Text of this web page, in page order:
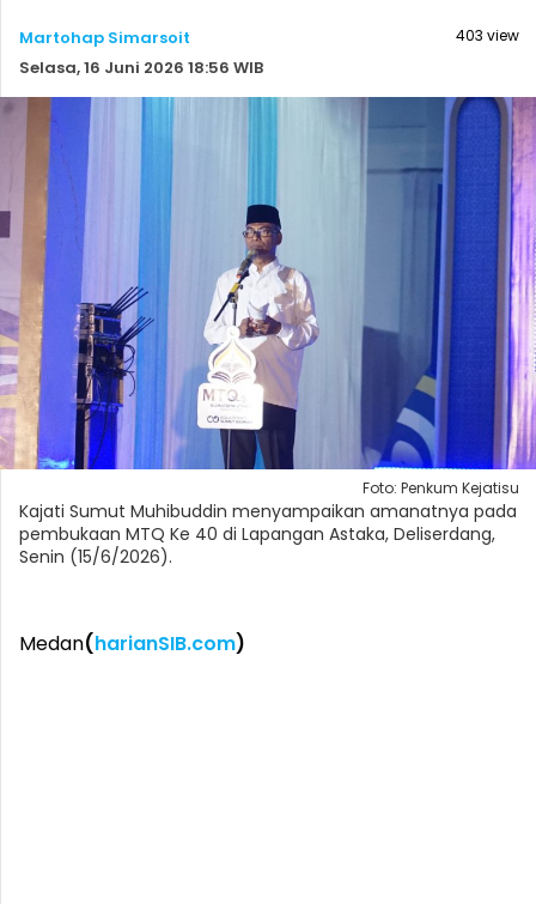
Martohap Simarsoit
Selasa, 16 Juni 2026 18:56 WIB
403 view
Foto: Penkum Kejatisu
Kajati Sumut Muhibuddin menyampaikan amanatnya pada
pembukaan MTQ Ke 40 di Lapangan Astaka, Deliserdang,
Senin (15/6/2026).
Medan(harianSIB.com)